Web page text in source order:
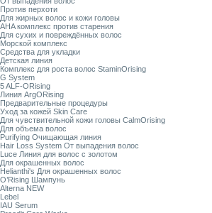
Против перхоти
Для жирных волос и кожи головы
AHA комплекс против старения
Для сухих и повреждённых волос
Морской комплекс
Средства для укладки
Детская линия
Комплекс для роста волос StaminOrising
G System
5 ALF-ORising
Линия ArgORising
Предварительные процедуры
Уход за кожей Skin Care
Для чувствительной кожи головы CalmOrising
Для объема волос
Purifying Очищающая линия
Hair Loss System От выпадения волос
Luce Линия для волос с золотом
Для окрашенных волос
Helianthi's Для окрашенных волос
O’Rising Шампунь
Alterna NEW
Lebel
IAU Serum